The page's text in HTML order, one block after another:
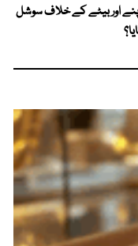
اور بیٹے کے خلاف سوشل